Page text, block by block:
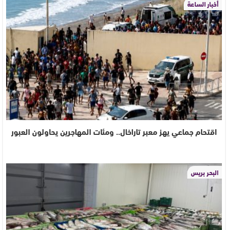
أخبار الساعة
اقتحام جماعي يهز معبر تاراخال.. ومئات المهاجرين يحاولون العبور
البحر بريس